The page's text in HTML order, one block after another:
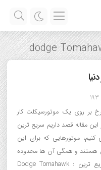
dodge
193
بر روی یک موتورسیکلت کار
مقاله قصد داریم سریع ترین
موتورهایی که برای این
هستند و همگی آن ها محدوده
عملکرد بیشینه را به چالش می‌کشند. سریع ترین : Dodge Tomahawk